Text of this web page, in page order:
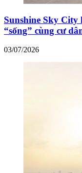
Sunshine Sky City
“sống” cùng cư
03/07/2026